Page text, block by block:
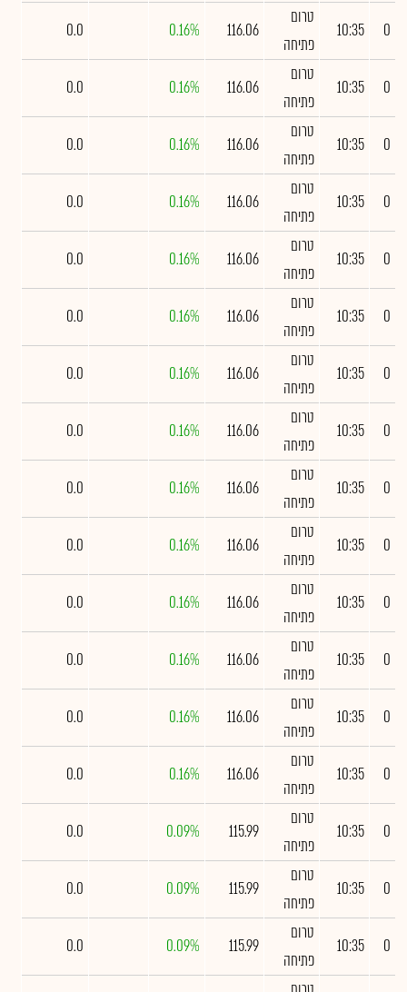
0
10:35
טרום
פתיחה
116.06
0.16%
0.0
0
10:35
טרום
פתיחה
116.06
0.16%
0.0
0
10:35
טרום
פתיחה
116.06
0.16%
0.0
0
10:35
טרום
פתיחה
116.06
0.16%
0.0
0
10:35
טרום
פתיחה
116.06
0.16%
0.0
0
10:35
טרום
פתיחה
116.06
0.16%
0.0
0
10:35
טרום
פתיחה
116.06
0.16%
0.0
0
10:35
טרום
פתיחה
116.06
0.16%
0.0
0
10:35
טרום
פתיחה
116.06
0.16%
0.0
0
10:35
טרום
פתיחה
116.06
0.16%
0.0
0
10:35
טרום
פתיחה
116.06
0.16%
0.0
0
10:35
טרום
פתיחה
116.06
0.16%
0.0
0
10:35
טרום
פתיחה
116.06
0.16%
0.0
0
10:35
טרום
פתיחה
116.06
0.16%
0.0
0
10:35
טרום
פתיחה
115.99
0.09%
0.0
0
10:35
טרום
פתיחה
115.99
0.09%
0.0
0
10:35
טרום
פתיחה
115.99
0.09%
0.0